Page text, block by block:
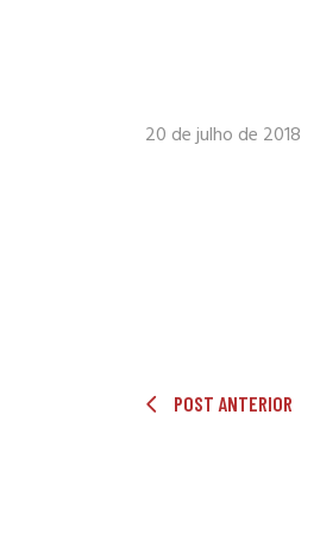
20 de julho de 2018
POST ANTERIOR